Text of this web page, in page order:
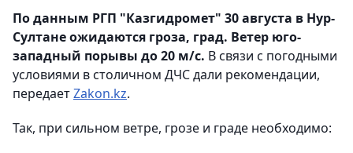
По данным РГП "Казгидромет" 30 августа в Нур-
Султане ожидаются гроза, град. Ветер юго-
западный порывы до 20 м/с. В связи с погодными
условиями в столичном ДЧС дали рекомендации,
передаетZakon.kz.
Так, при сильном ветре, грозе и граде необходимо: